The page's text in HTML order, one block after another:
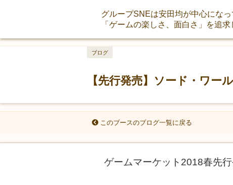
グループSNEは安田均が中心にな
「ゲームの楽しさ、面白さ」を追
【先行発売】ソード・ワー
ブログ
このブースのブログ一覧に戻る
ゲームマーケット2018春先